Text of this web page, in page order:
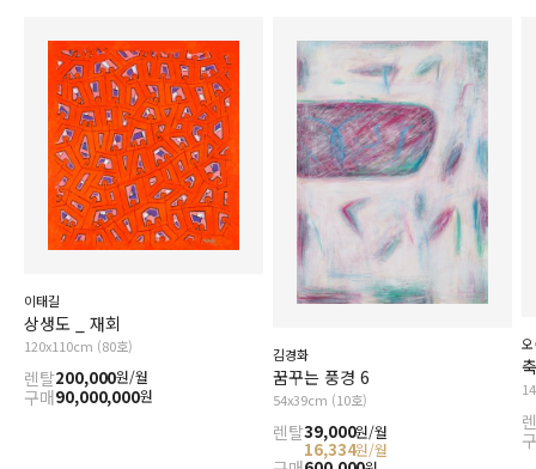
이태길
상생도 _ 재회
120x110cm (80호)
렌탈200,000원/월
구매90,000,000원
김경화
꿈꾸는 풍경 6
54x39cm (10호)
렌탈39,000원/월
16,334원/월